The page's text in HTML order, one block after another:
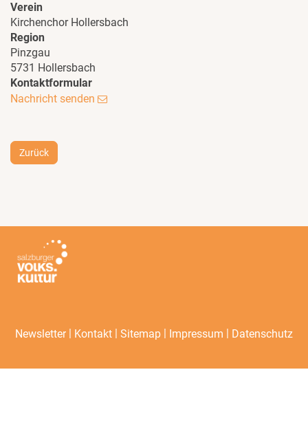
Verein
Kirchenchor Hollersbach
Region
Pinzgau
5731 Hollersbach
Kontaktformular
Nachricht senden
Zurück
Newsletter | Kontakt | Sitemap | Impressum | Datenschutz